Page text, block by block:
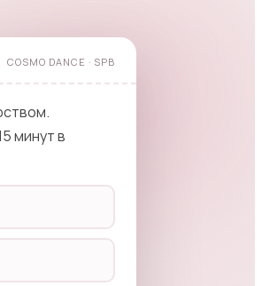
COSMO DANCE · SPB
минут в